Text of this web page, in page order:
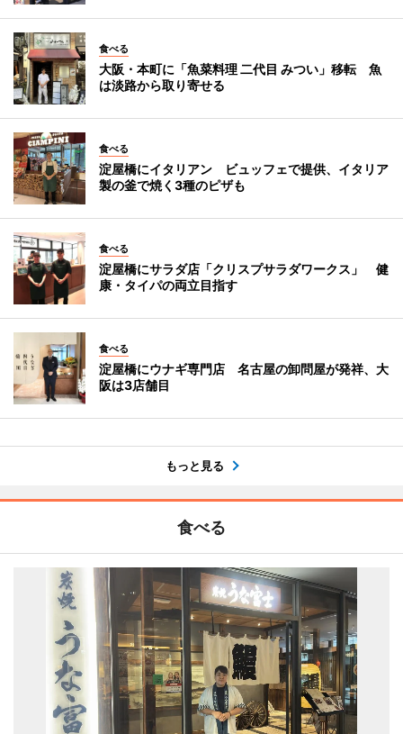
食べる
大阪・本町に「魚菜料理 二代目 みつい」移転 魚
は淡路から取り寄せる
食べる
淀屋橋にイタリアン ビュッフェで提供、イタリア
製の釜で焼く3種のピザも
食べる
淀屋橋にサラダ店「クリスプサラダワークス」 健
康・タイパの両立目指す
食べる
淀屋橋にウナギ専門店 名古屋の卸問屋が発祥、大
阪は3店舗目
もっと見る
食べる